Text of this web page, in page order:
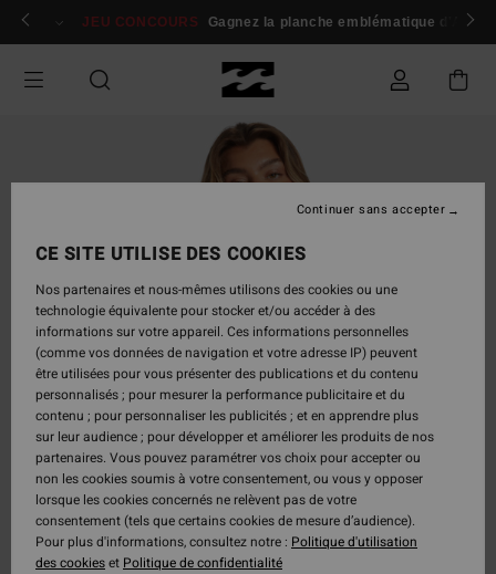
Passer
Se connecter / s'inscrire
JEU CONCOURS Gagnez la planche emblématique d'Andy
CE SITE UTILISE DES COOKIES
Nos partenaires et nous-mêmes utilisons des cookies ou une
technologie équivalente pour stocker et/ou accéder à des
informations sur votre appareil. Ces informations personnelles
(comme vos données de navigation et votre adresse IP) peuvent
être utilisées pour vous présenter des publications et du contenu
personnalisés ; pour mesurer la performance publicitaire et du
contenu ; pour personnaliser les publicités ; et en apprendre plus
sur leur audience ; pour développer et améliorer les produits de nos
partenaires. Vous pouvez paramétrer vos choix pour accepter ou
non les cookies soumis à votre consentement, ou vous y opposer
lorsque les cookies concernés ne relèvent pas de votre
consentement (tels que certains cookies de mesure d’audience).
Pour plus d'informations, consultez notre : Politique d'utilisation
des cookieset Politique de confidentialité
Continuer sans accepter